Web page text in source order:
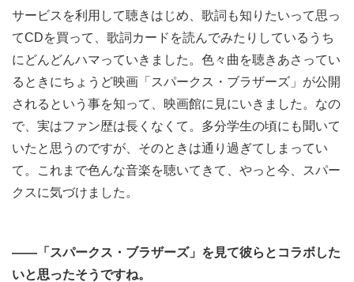
サービスを利用して聴きはじめ、歌詞も知りたいって思っ
てCDを買って、歌詞カードを読んでみたりしているうち
にどんどんハマっていきました。色々曲を聴きあさってい
るときにちょうど映画「スパークス・ブラザーズ」が公開
されるという事を知って、映画館に見にいきました。なの
で、実はファン歴は長くなくて。多分学生の頃にも聞いて
いたと思うのですが、そのときは通り過ぎてしまってい
て。これまで色んな音楽を聴いてきて、やっと今、スパー
クスに気づけました。
――「スパークス・ブラザーズ」を見て彼らとコラボした
いと思ったそうですね。